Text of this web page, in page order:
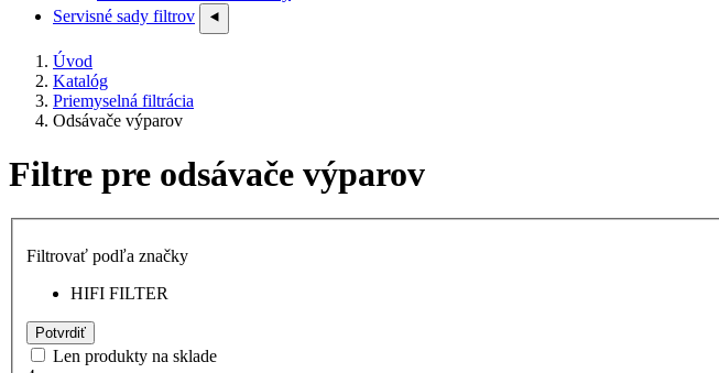
Servisné sady filtrov
⯇
Úvod
Katalóg
Priemyselná filtrácia
Odsávače výparov
Filtre pre odsávače výparov
Filtrovať podľa značky
HIFI FILTER
Potvrdiť
Len produkty na sklade